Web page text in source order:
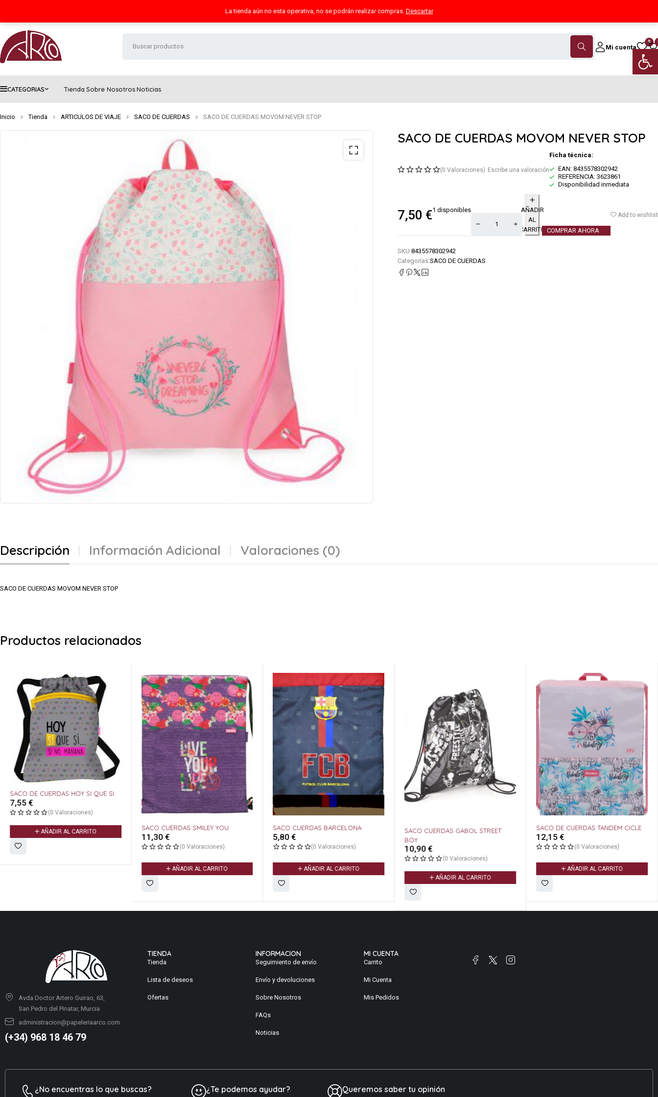
Abrir
La tienda aún no esta operativa, no se podrán realizar compras. Descartar
Mi cuenta
0
CATEGORIAS Tienda Sobre NosotrosNoticias
Inicio Tienda ARTICULOS DE VIAJE SACO DE CUERDAS SACO DE CUERDAS MOVOM NEVER STOP
SACO DE CUERDAS MOVOM NEVER STOP
(0 Valoraciones) Escribe una valoración
Ficha técnica:
EAN: 8435578302942
REFERENCIA: 3623861
Disponibilidad inmediata
7,50 €1 disponibles
AÑADIR
AL
CARRITO
COMPRAR AHORA
Add to wishlist
SKU:8435578302942
Categorías:SACO DE CUERDAS
Descripción Información Adicional Valoraciones (0)
SACO DE CUERDAS MOVOM NEVER STOP
Productos relacionados
SACO DE CUERDAS HOY SI QUE SI
7,55 €
(0 Valoraciones)
AÑADIR AL CARRITO
SACO CUERDAS SMILEY YOU
11,30 €
(0 Valoraciones)
AÑADIR AL CARRITO
SACO CUERDAS BARCELONA
5,80€
(0 Valoraciones)
AÑADIR AL CARRITO
SACO CUERDAS GABOL STREET
BOY
10,90€
(0 Valoraciones)
AÑADIR AL CARRITO
SACO DE CUERDAS TANDEM CICLE
12,15€
(0 Valoraciones)
AÑADIR AL CARRITO
Avda Doctor Artero Guirao, 63,
San Pedro del Pinatar, Murcia
administracion@papeleriaarco.com
(+34) 968 18 46 79
TIENDA
Tienda
Lista de deseos
Ofertas
INFORMACION
Seguimiento de envío
Envío y devoluciones
Sobre Nosotros
FAQs
Noticias
MI CUENTA
Carrito
Mi Cuenta
Mis Pedidos
¿No encuentras lo que buscas? ¿Te podemos ayudar? Queremos saber tu opinión